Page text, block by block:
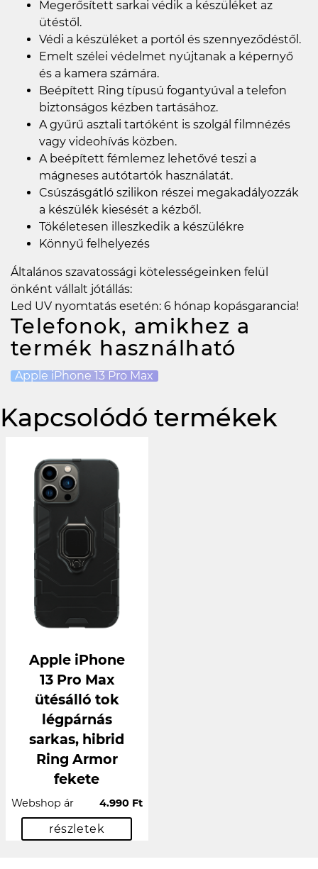
Megerősített sarkai védik a készüléket az
ütéstől.
Védi a készüléket a portól és szennyeződéstől.
Emelt szélei védelmet nyújtanak a képernyő
és a kamera számára.
Beépített Ring típusú fogantyúval a telefon
biztonságos kézben tartásához.
A gyűrű asztali tartóként is szolgál filmnézés
vagy videohívás közben.
A beépített fémlemez lehetővé teszi a
mágneses autótartók használatát.
Csúszásgátló szilikon részei megakadályozzák
a készülék kiesését a kézből.
Tökéletesen illeszkedik a készülékre
Könnyű felhelyezés
Általános szavatossági kötelességeinken felül
önként vállalt jótállás:
Led UV nyomtatás esetén: 6 hónap kopásgarancia!
Telefonok, amikhez a
termék használható
Apple iPhone 13 Pro Max
Kapcsolódó termékek
Apple iPhone
13 Pro Max
ütésálló tok
légpárnás
sarkas, hibrid
Ring Armor
fekete
Webshop ár 4.990 Ft
részletek